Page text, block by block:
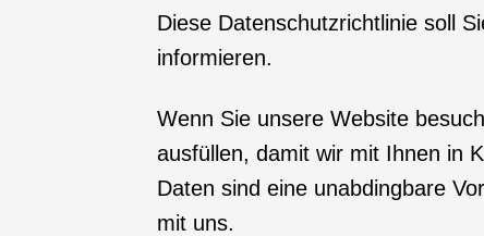
Diese Datenschutzrichtlinie soll
informieren.
Wenn Sie unsere Website
ausfüllen, damit wir mit Ihnen in
Daten sind eine unabdingbare
mit uns.